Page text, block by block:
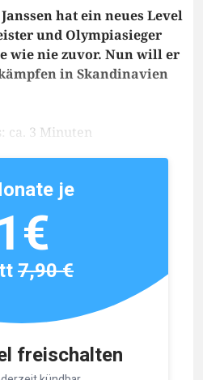
hat ein neues Level
und Olympiasieger
wie nie zuvor. Nun will er
in Skandinavien
ca. 3 Minuten
freischalten
je
7,90 €